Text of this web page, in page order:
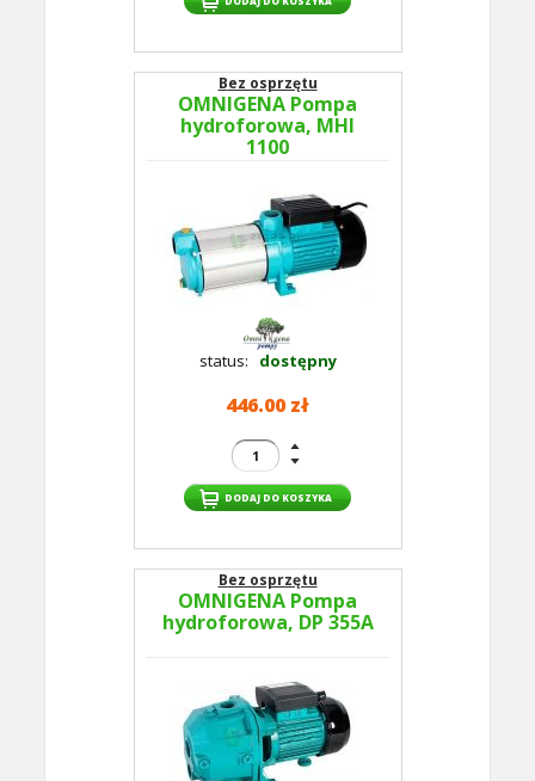
Bez osprzętu
OMNIGENA Pompa
hydroforowa, MHI
1100
status: dostępny
446.00 zł
Bez osprzętu
OMNIGENA Pompa
hydroforowa, DP 355A